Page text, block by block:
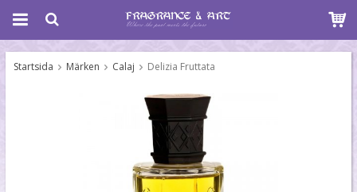
Startsida Märken Calaj Delizia Fruttata